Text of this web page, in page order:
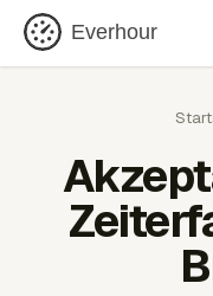
Everhour